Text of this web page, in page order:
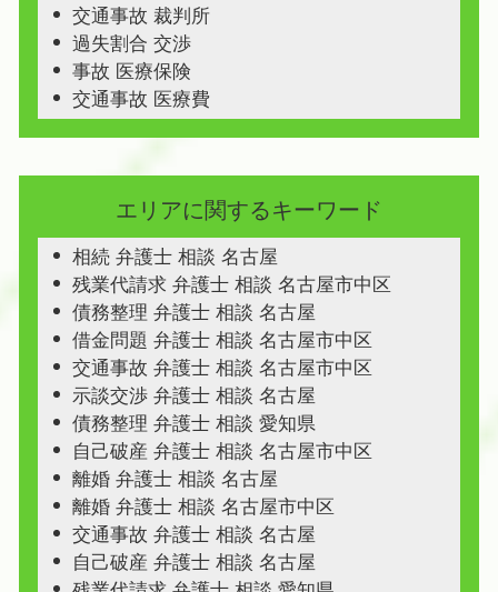
交通事故 裁判所
過失割合 交渉
事故 医療保険
交通事故 医療費
エリアに関するキーワード
相続 弁護士 相談 名古屋
残業代請求 弁護士 相談 名古屋市中区
債務整理 弁護士 相談 名古屋
借金問題 弁護士 相談 名古屋市中区
交通事故 弁護士 相談 名古屋市中区
示談交渉 弁護士 相談 名古屋
債務整理 弁護士 相談 愛知県
自己破産 弁護士 相談 名古屋市中区
離婚 弁護士 相談 名古屋
離婚 弁護士 相談 名古屋市中区
交通事故 弁護士 相談 名古屋
自己破産 弁護士 相談 名古屋